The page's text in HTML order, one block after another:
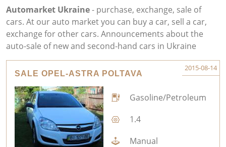
Automarket Ukraine- purchase, exchange, sale of
cars. At our auto market you can buy a car, sell a car,
exchange for other cars. Announcements about the
auto-sale of new and second-hand cars in Ukraine
SALE OPEL-ASTRA POLTAVA
2015-08-14
Gasoline/Petroleum
1.4
Manual